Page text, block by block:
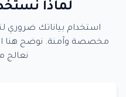
لماذا
استخدام بياناتك ضروري
مخصصة وآمنة. نوضح هنا
نعالج